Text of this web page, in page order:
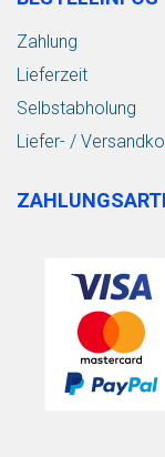
Zahlung
Lieferzeit
Selbstabholung
Liefer- /